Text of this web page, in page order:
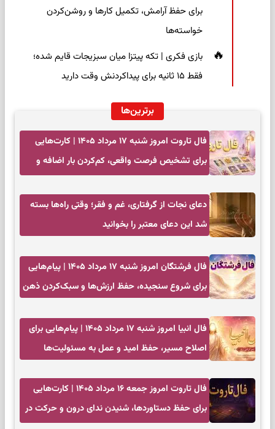
برای حفظ آرامش، تکمیل کارها و روشن‌کردن
خواسته‌ها
بازی فکری | تکه پیتزا میان سبزیجات قایم شده؛
فقط ۱۵ ثانیه برای پیداکردنش وقت دارید
برترین‌ها
فال تاروت امروز شنبه ۱۷ مرداد ۱۴۰۵ | کارت‌هایی
برای تشخیص فرصت واقعی، کم‌کردن بار اضافه و
دعای نجات از گرفتاری، غم و فقر؛ وقتی راه‌ها بسته
شد این دعای معتبر را بخوانید
فال فرشتگان امروز شنبه ۱۷ مرداد ۱۴۰۵ | پیام‌هایی
برای شروع سنجیده، حفظ ارزش‌ها و سبک‌کردن ذهن
فال انبیا امروز شنبه ۱۷ مرداد ۱۴۰۵ | پیام‌هایی برای
اصلاح مسیر، حفظ امید و عمل به مسئولیت‌ها
فال تاروت امروز جمعه ۱۶ مرداد ۱۴۰۵ | کارت‌هایی
برای حفظ دستاوردها، شنیدن ندای درون و حرکت در